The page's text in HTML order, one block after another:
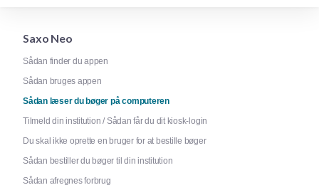
Saxo Neo
Sådan finder du appen
Sådan bruges appen
Sådan læser du bøger på computeren
Tilmeld din institution / Sådan får du dit kiosk-login
Du skal ikke oprette en bruger for at bestille bøger
Sådan bestiller du bøger til din institution
Sådan afregnes forbrug